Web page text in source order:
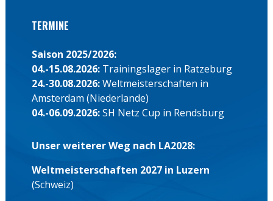
TERMINE
Saison 2025/2026:
04.-15.08.2026: Trainingslager in Ratzeburg
24.-30.08.2026:Weltmeisterschaften in
Amsterdam (Niederlande)
04.-06.09.2026:SH Netz Cup in Rendsburg
Unser weiterer Weg nach LA2028:
Weltmeisterschaften 2027 in Luzern
(Schweiz)